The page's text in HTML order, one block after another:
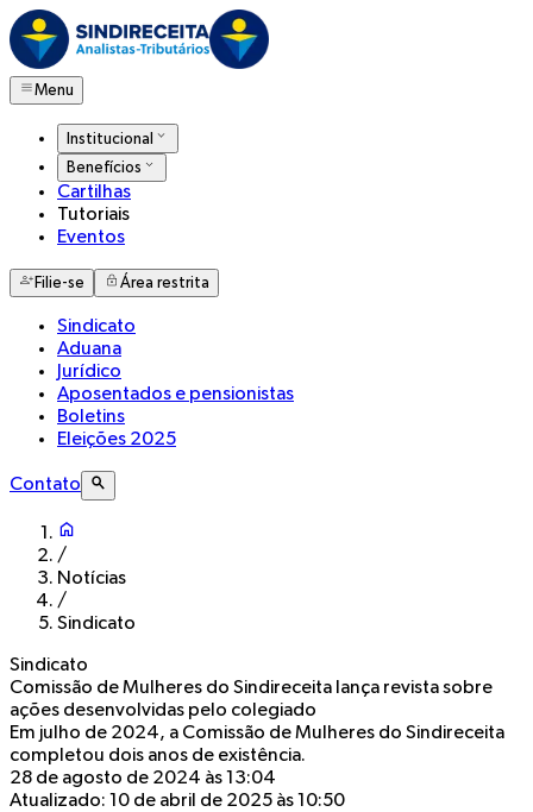
Menu
Institucional
Benefícios
Cartilhas
Tutoriais
Eventos
Filie-se Área restrita
Sindicato
Aduana
Jurídico
Aposentados e pensionistas
Boletins
Eleições 2025
Contato
/
Notícias
/
Sindicato
Sindicato
Comissão de Mulheres do Sindireceita lança revista sobre
ações desenvolvidas pelo colegiado
Em julho de 2024, a Comissão de Mulheres do Sindireceita
completou dois anos de existência.
28 de agosto de 2024 às 13:04
Atualizado: 10 de abril de 2025 às 10:50